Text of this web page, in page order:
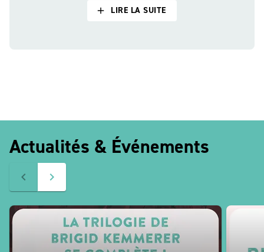
add LIRE LA SUITE
Actualités & Événements
navigate_before navigate_next